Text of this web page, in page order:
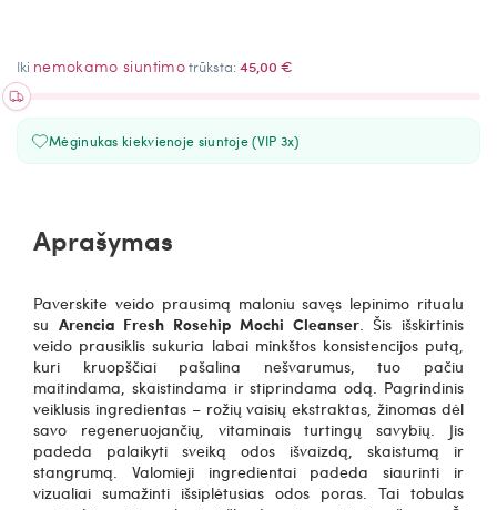
Iki nemokamo siuntimotrūksta:45,00 €
Mėginukas kiekvienoje siuntoje (VIP 3x)
Aprašymas
Paverskite veido prausimą maloniu savęs lepinimo ritualu
su Arencia Fresh Rosehip Mochi Cleanser. Šis išskirtinis
veido prausiklis sukuria labai minkštos konsistencijos putą,
kuri kruopščiai pašalina nešvarumus, tuo pačiu
maitindama, skaistindama ir stiprindama odą. Pagrindinis
veiklusis ingredientas – rožių vaisių ekstraktas, žinomas dėl
savo regeneruojančių, vitaminais turtingų savybių. Jis
padeda palaikyti sveiką odos išvaizdą, skaistumą ir
stangrumą. Valomieji ingredientai padeda siaurinti ir
vizualiai sumažinti išsiplėtusias odos poras. Tai tobulas